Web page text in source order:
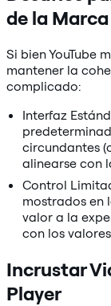
de la Marca
Si bien YouTube
mantener la
complicado:
Interfaz
circundantes
alinearse con
Control
mostrados en
valor a la
con los
Incrustar
Player